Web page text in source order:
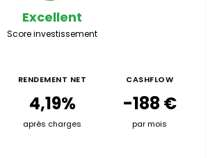
Excellent
Score investissement
RENDEMENT NET
4,19%
après charges
CASHFLOW
-188 €
par mois